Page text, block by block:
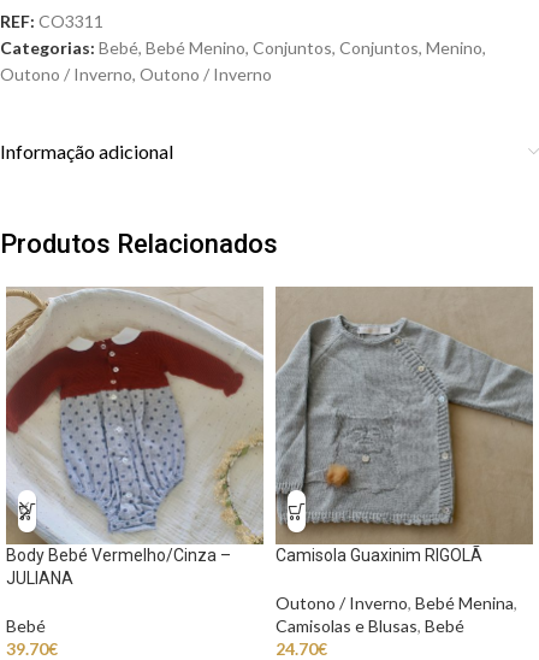
REF: CO3311
Categorias: Bebé, Bebé Menino, Conjuntos, Conjuntos, Menino,
Outono / Inverno, Outono / Inverno
Informação adicional
Produtos Relacionados
Body Bebé Vermelho/Cinza –
JULIANA
Bebé
39.70€
Camisola Guaxinim RIGOLÃ
Outono / Inverno, Bebé Menina,
Camisolas e Blusas, Bebé
24.70€